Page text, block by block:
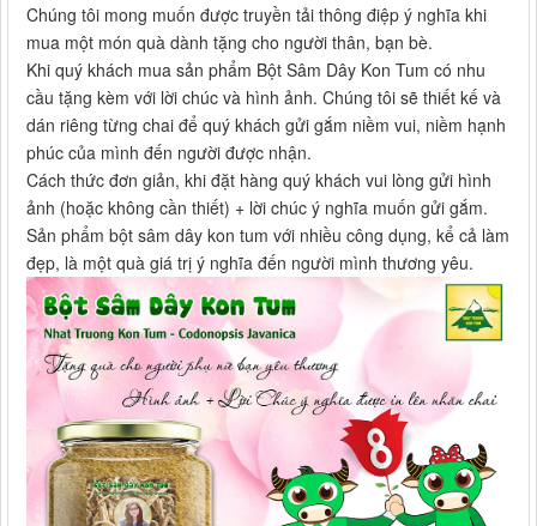
Chúng tôi mong muốn được truyền tải thông điệp ý nghĩa khi
mua một món quà dành tặng cho người thân, bạn bè.
Khi quý khách mua sản phẩm Bột Sâm Dây Kon Tum có nhu
cầu tặng kèm với lời chúc và hình ảnh. Chúng tôi sẽ thiết kế và
dán riêng từng chai để quý khách gửi gắm niềm vui, niềm hạnh
phúc của mình đến người được nhận.
Cách thức đơn giản, khi đặt hàng quý khách vui lòng gửi hình
ảnh (hoặc không cần thiết) + lời chúc ý nghĩa muốn gửi gắm.
Sản phẩm bột sâm dây kon tum với nhiều công dụng, kể cả làm
đẹp, là một quà giá trị ý nghĩa đến người mình thương yêu.